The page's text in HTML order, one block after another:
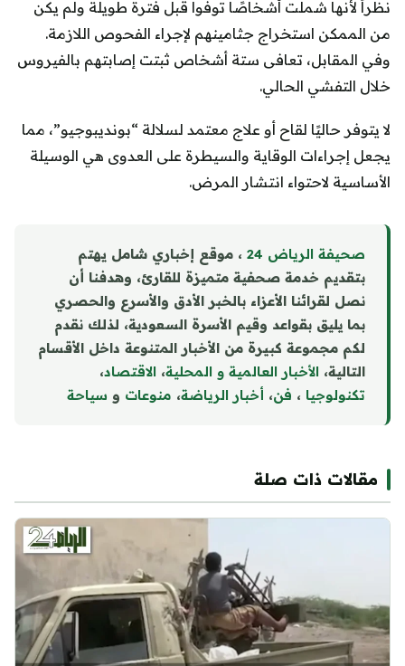
نظراً لأنها شملت أشخاصًا توفوا قبل فترة طويلة ولم يكن
من الممكن استخراج جثامينهم لإجراء الفحوص اللازمة.
وفي المقابل، تعافى ستة أشخاص ثبتت إصابتهم بالفيروس
خلال التفشي الحالي.
لا يتوفر حاليًا لقاح أو علاج معتمد لسلالة “بونديبوجيو”، مما
يجعل إجراءات الوقاية والسيطرة على العدوى هي الوسيلة
الأساسية لاحتواء انتشار المرض.
صحيفة الرياض 24
، موقع إخباري شامل يهتم
بتقديم خدمة صحفية متميزة للقارئ، وهدفنا أن
نصل لقرائنا الأعزاء بالخبر الأدق والأسرع والحصري
بما يليق بقواعد وقيم الأسرة السعودية، لذلك نقدم
لكم مجموعة كبيرة من الأخبار المتنوعة داخل الأقسام
التالية، الأخبار العالمية و المحلية، الاقتصاد،
تكنولوجيا ، فن، أخبار الرياضة، منوعات و سياحة
مقالات ذات صلة